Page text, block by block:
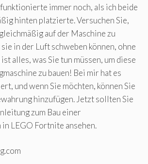
immer noch, als ich beide
hinten platzierte. Versuchen Sie,
auf der Maschine zu
in der Luft schweben können, ohne
alles, was Sie tun müssen, um diese
zu bauen! Bei mir hat es
und wenn Sie möchten, können Sie
hinzufügen. Jetzt sollten Sie
zum Bau einer
in LEGO Fortnite ansehen.